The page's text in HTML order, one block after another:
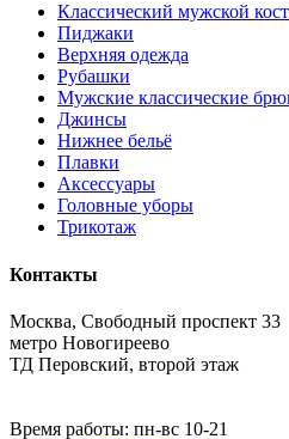
Классический мужской
Пиджаки
Верхняя одежда
Рубашки
Мужские классические
Джинсы
Нижнее бельё
Плавки
Аксессуары
Головные уборы
Трикотаж
Контакты
Москва, Свободный проспект 33
метро Новогиреево
ТД Перовский, второй этаж
Время работы: пн-вс 10-21